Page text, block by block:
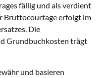
fällig und als verdient
Bruttocourtage erfolgt im
Die
Grundbuchkosten trägt
und basieren